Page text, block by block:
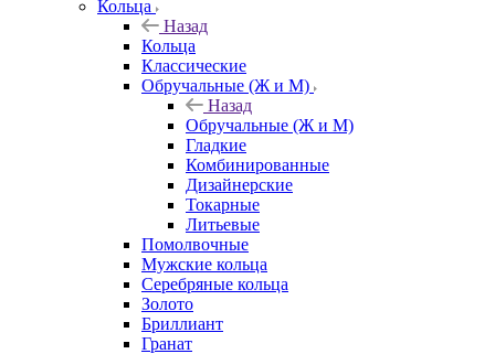
Кольца
Назад
Кольца
Классические
Обручальные (Ж и М)
Назад
Обручальные (Ж и М)
Гладкие
Комбинированные
Дизайнерские
Токарные
Литьевые
Помолвочные
Мужские кольца
Серебряные кольца
Золото
Бриллиант
Гранат